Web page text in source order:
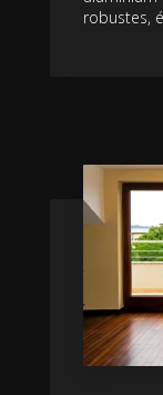
robustes,